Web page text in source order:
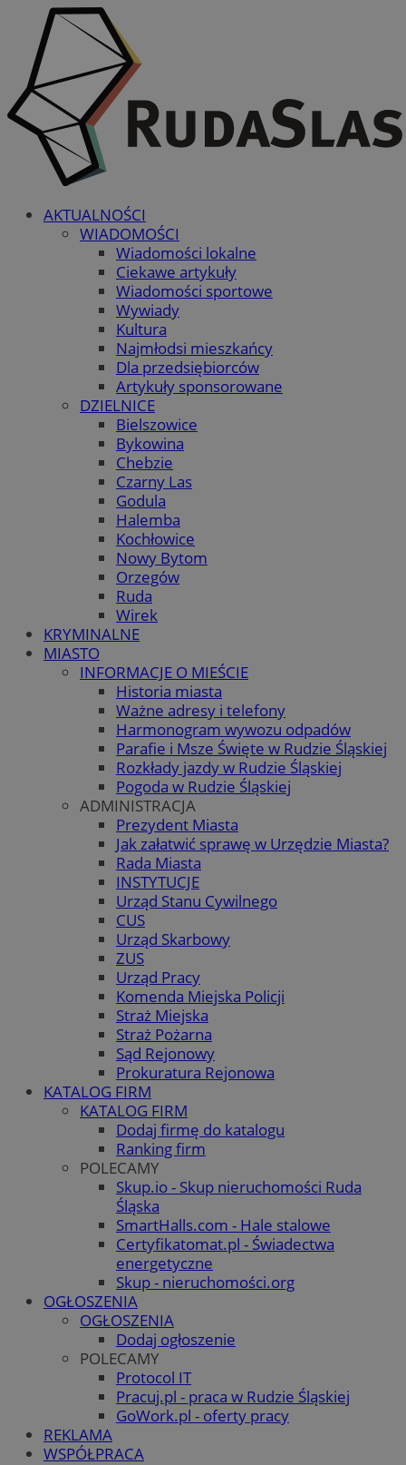
AKTUALNOŚCI
WIADOMOŚCI
Wiadomości lokalne
Ciekawe artykuły
Wiadomości sportowe
Wywiady
Kultura
Najmłodsi mieszkańcy
Dla przedsiębiorców
Artykuły sponsorowane
DZIELNICE
Bielszowice
Bykowina
Chebzie
Czarny Las
Godula
Halemba
Kochłowice
Nowy Bytom
Orzegów
Ruda
Wirek
KRYMINALNE
MIASTO
INFORMACJE O MIEŚCIE
Historia miasta
Ważne adresy i telefony
Harmonogram wywozu odpadów
Parafie i Msze Święte w Rudzie Śląskiej
Rozkłady jazdy w Rudzie Śląskiej
Pogoda w Rudzie Śląskiej
ADMINISTRACJA
Prezydent Miasta
Jak załatwić sprawę w Urzędzie Miasta?
Rada Miasta
INSTYTUCJE
Urząd Stanu Cywilnego
CUS
Urząd Skarbowy
ZUS
Urząd Pracy
Komenda Miejska Policji
Straż Miejska
Straż Pożarna
Sąd Rejonowy
Prokuratura Rejonowa
KATALOG FIRM
KATALOG FIRM
Dodaj firmę do katalogu
Ranking firm
POLECAMY
Skup.io - Skup nieruchomości Ruda
Śląska
SmartHalls.com - Hale stalowe
Certyfikatomat.pl - Świadectwa
energetyczne
Skup - nieruchomości.org
OGŁOSZENIA
OGŁOSZENIA
Dodaj ogłoszenie
POLECAMY
Protocol IT
Pracuj.pl - praca w Rudzie Śląskiej
GoWork.pl - oferty pracy
REKLAMA
WSPÓŁPRACA